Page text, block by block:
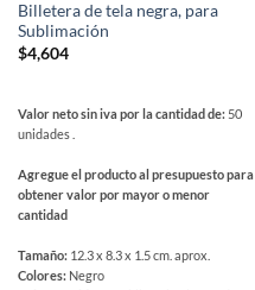
Billetera de tela negra, para
Sublimación
$4,604
Valor neto sin iva por la cantidad de: 50
unidades .
Agregue el producto al presupuesto para
obtener valor por mayor o menor
cantidad
Tamaño: 12.3 x 8.3 x 1.5 cm. aprox.
Colores: Negro